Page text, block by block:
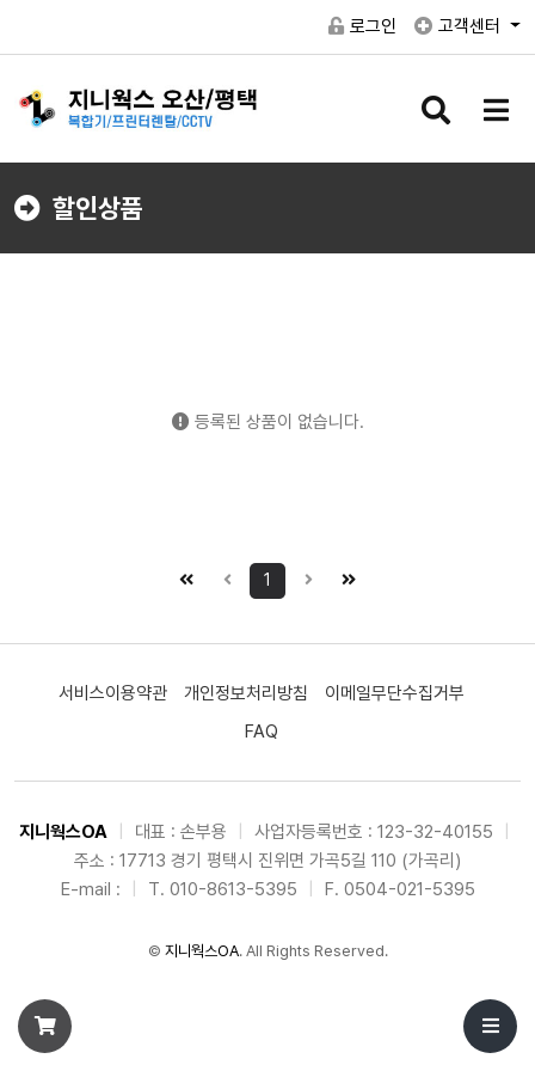
로그인 고객센터
검
버
메
버
할인상품
등록된 상품이 없습니다.
1
서비스이용약관 개인정보처리방침
이메일무단수집거부
FAQ
지니웍스OA 대표 : 손부용 사업자등록번호 : 123-32-40155
주소 : 17713 경기 평택시 진위면 가곡5길 110 (가곡리)
E-mail :
T. 010-8613-5395 F. 0504-021-5395
© 지니웍스OA. All Rights Reserved.